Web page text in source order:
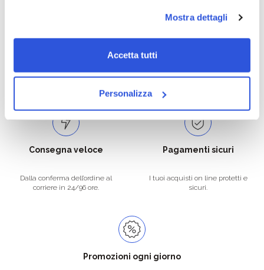
Mostra dettagli
Accetta tutti
Personalizza
per soddisfare tutte le esigenze.
la spedizione la regaliamo noi.
Spedizioni in tutta Europa a 20€.
Consegna veloce
Dalla conferma dell’ordine al
corriere in 24/96 ore.
Pagamenti sicuri
I tuoi acquisti on line protetti e
sicuri.
Promozioni ogni giorno